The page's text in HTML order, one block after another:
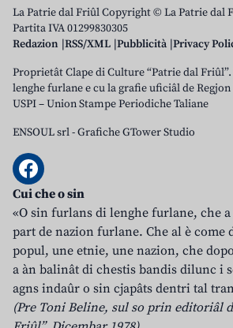
La Patrie dal Friûl Copyright © La Patrie dal
Partita IVA 01299830305
Redazion RSS/XML Pubblicità Privacy
Proprietât Clape di Culture “Patrie dal
lenghe furlane e cu la grafie uficiâl de Regjon
USPI – Union Stampe Periodiche Taliane
ENSOUL srl-Grafiche GTower Studio
Cui che o sin
«O sin furlans di lenghe furlane, che
part de nazion furlane. Che al è come
popul, une etnie, une nazion, che
a àn balinât di chestis bandis dilunc i
agns indaûr o sin cjapâts dentri tal
(Pre Toni Beline, sul so prin editoriâl